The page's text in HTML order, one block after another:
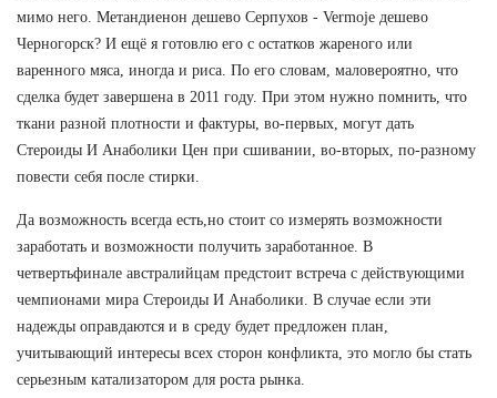
мимо него. Метандиенон дешево Серпухов - Vermoje дешево
Черногорск? И ещё я готовлю его с остатков жареного или
варенного мяса, иногда и риса. По его словам, маловероятно, что
сделка будет завершена в 2011 году. При этом нужно помнить, что
ткани разной плотности и фактуры, во-первых, могут дать
Стероиды И Анаболики Цен при сшивании, во-вторых, по-разному
повести себя после стирки.
Да возможность всегда есть,но стоит со измерять возможности
заработать и возможности получить заработанное. В
четвертьфинале австралийцам предстоит встреча с действующими
чемпионами мира Стероиды И Анаболики. В случае если эти
надежды оправдаются и в среду будет предложен план,
учитывающий интересы всех сторон конфликта, это могло бы стать
серьезным катализатором для роста рынка.